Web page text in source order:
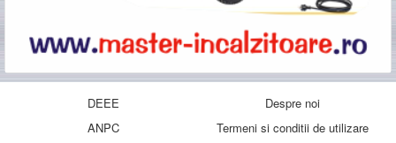
DEEE
Despre noi
ANPC
Termeni si conditii de utilizare